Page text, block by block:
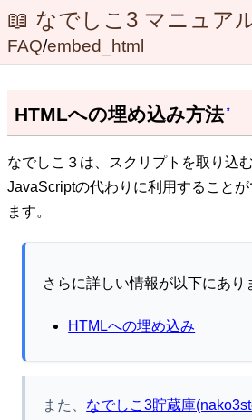
📖 なでしこ3 マニュア
FAQ/embed_html
HTMLへの埋め込み方法 *
なでしこ３は、スクリプトを取り込
JavaScriptの代わりに利用すること
ます。
さらに詳しい情報が以下にあり
HTMLへの埋め込み
また、 なでしこ3貯蔵庫